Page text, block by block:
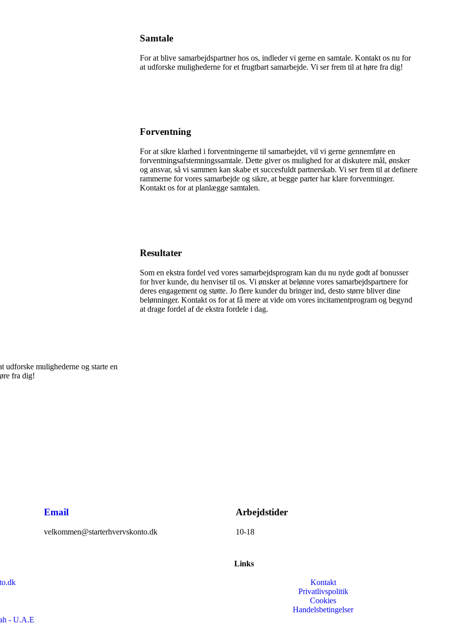
Samtale
For at blive samarbejdspartner hos os, indleder vi gerne en samtale. Kontakt os nu for
at udforske mulighederne for et frugtbart samarbejde. Vi ser frem til at høre fra dig!
Forventning
For at sikre klarhed i forventningerne til samarbejdet, vil vi gerne gennemføre en
forventningsafstemningssamtale. Dette giver os mulighed for at diskutere mål, ønsker
og ansvar, så vi sammen kan skabe et succesfuldt partnerskab. Vi ser frem til at definere
rammerne for vores samarbejde og sikre, at begge parter har klare forventninger.
Kontakt os for at planlægge samtalen.
Resultater
Som en ekstra fordel ved vores samarbejdsprogram kan du nu nyde godt af bonusser
for hver kunde, du henviser til os. Vi ønsker at belønne vores samarbejdspartnere for
deres engagement og støtte. Jo flere kunder du bringer ind, desto større bliver dine
belønninger. Kontakt os for at få mere at vide om vores incitamentprogram og begynd
at drage fordel af de ekstra fordele i dag.
mulighederne og starte en
fra dig!
Email
velkommen@starterhvervskonto.dk
Arbejdstider
10-18
- U.A.E
Links
Kontakt
Privatlivspolitik
Cookies
Handelsbetingelser